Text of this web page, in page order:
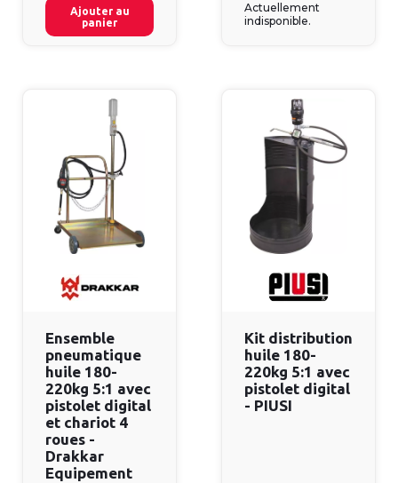
Ajouter au
panier
Actuellement
indisponible.
Ensemble
pneumatique
huile 180-
220kg 5:1 avec
pistolet digital
et chariot 4
roues -
Drakkar
Equipement
Kit distribution
huile 180-
220kg 5:1 avec
pistolet digital
- PIUSI